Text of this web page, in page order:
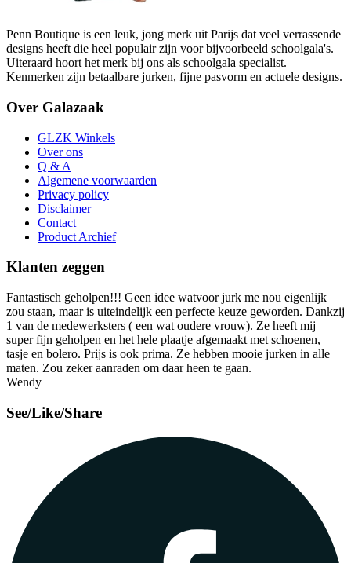
Penn Boutique is een leuk, jong merk uit Parijs dat veel verrassende
designs heeft die heel populair zijn voor bijvoorbeeld schoolgala's.
Uiteraard hoort het merk bij ons als schoolgala specialist.
Kenmerken zijn betaalbare jurken, fijne pasvorm en actuele designs.
Over Galazaak
GLZK Winkels
Over ons
Q & A
Algemene voorwaarden
Privacy policy
Disclaimer
Contact
Product Archief
Klanten zeggen
Fantastisch geholpen!!! Geen idee watvoor jurk me nou eigenlijk
zou staan, maar is uiteindelijk een perfecte keuze geworden. Dankzij
1 van de medewerksters ( een wat oudere vrouw). Ze heeft mij
super fijn geholpen en het hele plaatje afgemaakt met schoenen,
tasje en bolero. Prijs is ook prima. Ze hebben mooie jurken in alle
maten. Zou zeker aanraden om daar heen te gaan.
Wendy
See/Like/Share